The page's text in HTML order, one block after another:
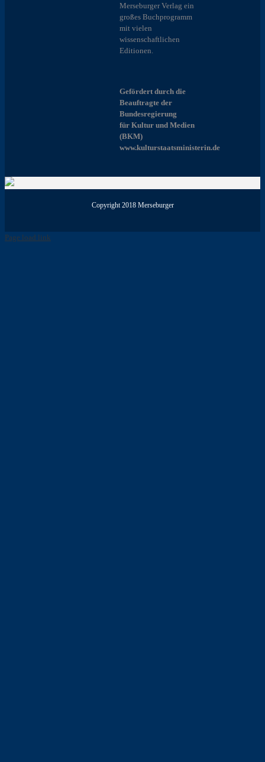
Merseburger Verlag ein
großes Buchprogramm
mit vielen
wissenschaftlichen
Editionen.
Gefördert durch die
Beauftragte der
Bundesregierung
für Kultur und Medien
(BKM)
www.kulturstaatsministerin.de
Copyright 2018 Merseburger
Page load link